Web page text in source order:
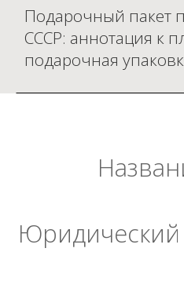
Подарочный пакет
СССР: аннотация к
подарочная